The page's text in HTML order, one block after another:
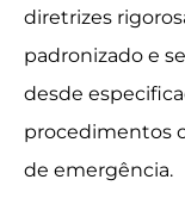
diretrizes
padronizado e
desde
procedimentos
de emergência.